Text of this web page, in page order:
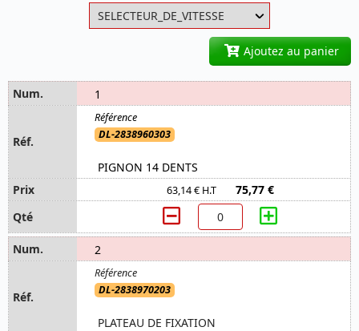
Ajoutez au panier
1
DL-2838960303
PIGNON 14 DENTS
63,14 € H.T 75,77 €
2
DL-2838970203
PLATEAU DE FIXATION